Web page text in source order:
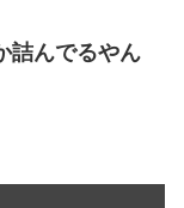
詰んでるやん